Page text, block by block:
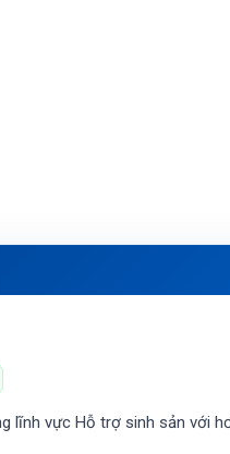
lĩnh vực Hỗ trợ sinh sản với